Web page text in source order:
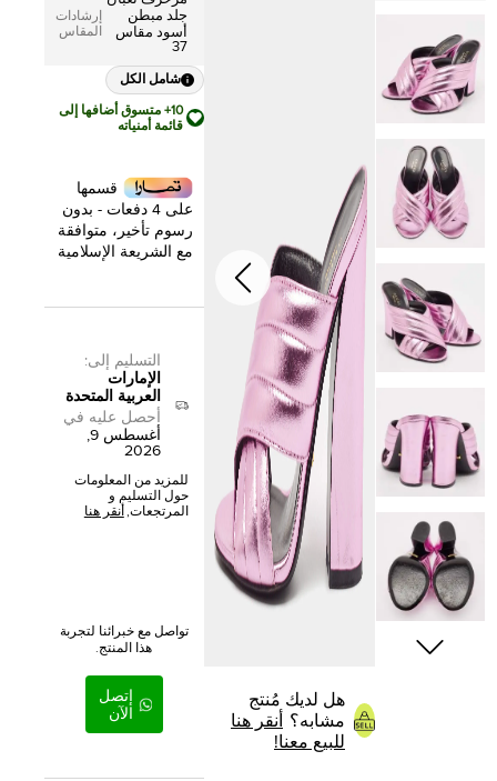
هل لديك مُنتج
مشابه؟
أنقر هنا
للبيع معنا!
جلد مبطن
أسود مقاس
37
إرشادات
المقاس
شامل الكل
10+ متسوق أضافها إلى
قائمة أمنياته
قسمها
على 4 دفعات - بدون
رسوم تأخير، متوافقة
مع الشريعة الإسلامية
التسليم إلى:
الإمارات
العربية المتحدة
أحصل عليه في
أغسطس 9,
2026
للمزيد من المعلومات
حول التسليم و
المرتجعات, أنقر هنا
تواصل مع خبرائنا لتجربة
هذا المنتج.
إتصل
الآن